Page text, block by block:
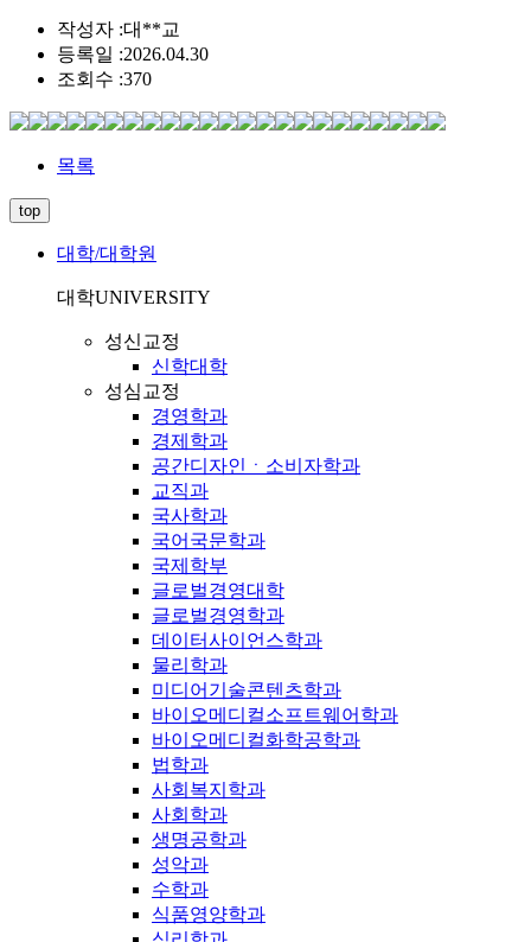
작성자 :대**교
등록일 :2026.04.30
조회수 :370
목록
top
대학/대학원
대학UNIVERSITY
성신교정
신학대학
성심교정
경영학과
경제학과
공간디자인ㆍ소비자학과
교직과
국사학과
국어국문학과
국제학부
글로벌경영대학
글로벌경영학과
데이터사이언스학과
물리학과
미디어기술콘텐츠학과
바이오메디컬소프트웨어학과
바이오메디컬화학공학과
법학과
사회복지학과
사회학과
생명공학과
성악과
수학과
식품영양학과